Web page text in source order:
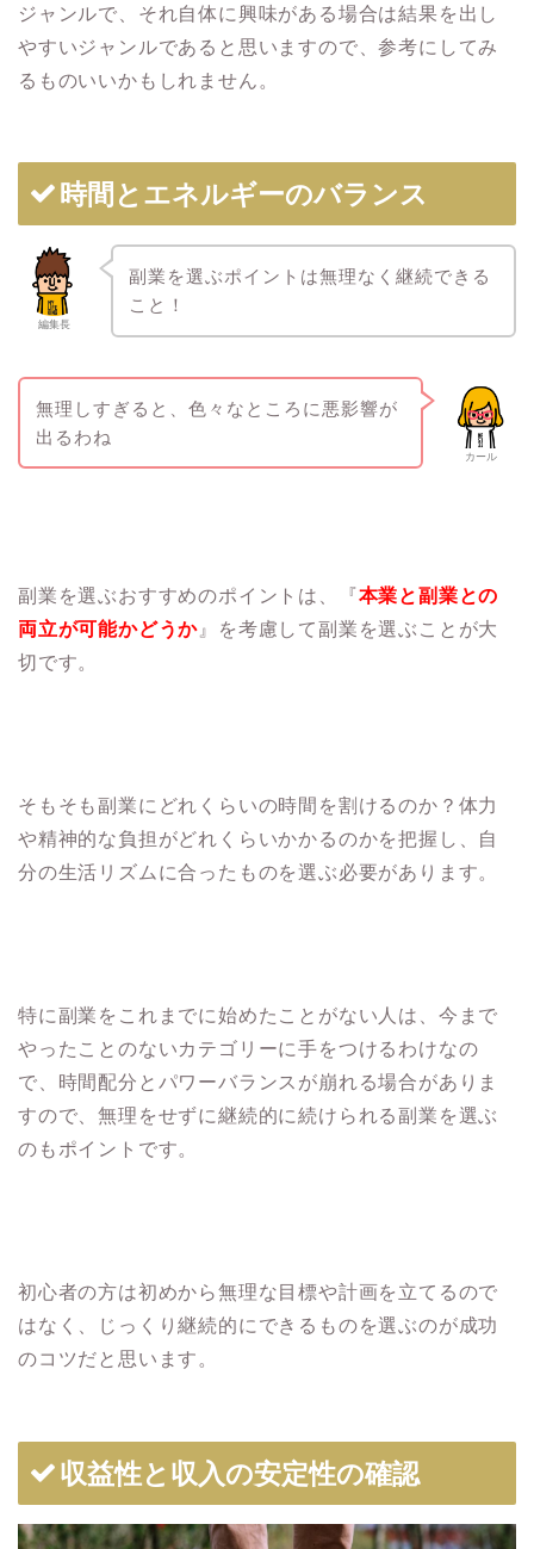
ジャンルで、それ自体に興味がある場合は結果を出し
やすいジャンルであると思いますので、参考にしてみ
るものいいかもしれません。
時間とエネルギーのバランス
編集長
副業を選ぶポイントは無理なく継続できる
こと！
カール
無理しすぎると、色々なところに悪影響が
出るわね
副業を選ぶおすすめのポイントは、『本業と副業との
両立が可能かどうか 』を考慮して副業を選ぶことが大
切です。
そもそも副業にどれくらいの時間を割けるのか？体力
や精神的な負担がどれくらいかかるのかを把握し、自
分の生活リズムに合ったものを選ぶ必要があります。
特に副業をこれまでに始めたことがない人は、今まで
やったことのないカテゴリーに手をつけるわけなの
で、時間配分とパワーバランスが崩れる場合がありま
すので、無理をせずに継続的に続けられる副業を選ぶ
のもポイントです。
初心者の方は初めから無理な目標や計画を立てるので
はなく、じっくり継続的にできるものを選ぶのが成功
のコツだと思います。
収益性と収入の安定性の確認